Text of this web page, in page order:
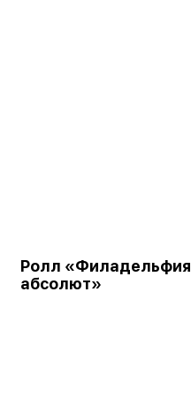
Ролл «Филадельфия
абсолют»